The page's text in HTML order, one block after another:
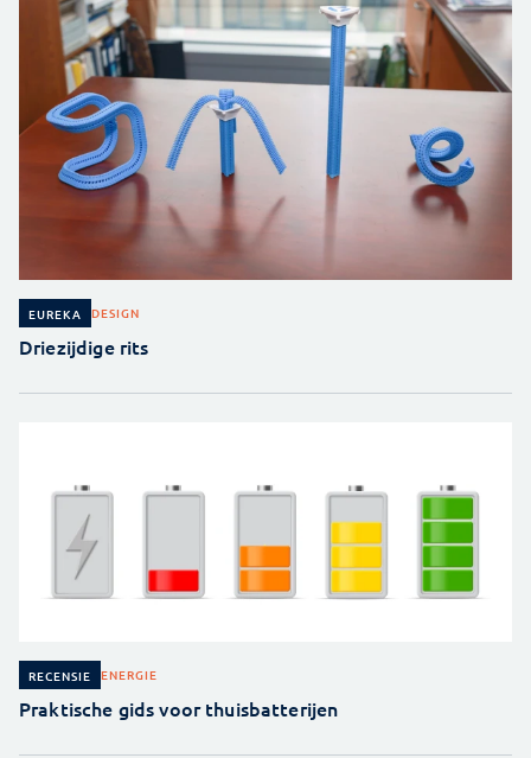
EUREKA DESIGN
Driezijdige rits
RECENSIE ENERGIE
Praktische gids voor thuisbatterijen